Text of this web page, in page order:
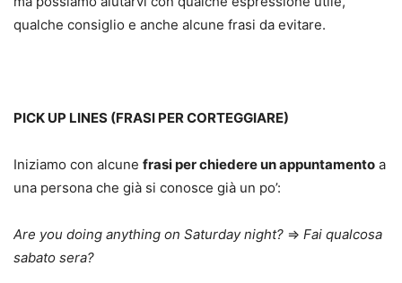
qualche consiglio e anche alcune frasi da evitare.
PICK UP LINES (FRASI PER CORTEGGIARE)
Iniziamo con alcune frasi per chiedere un appuntamento a
una persona che già si conosce già un po’:
Are you doing anything on Saturday night? ⇒ Fai qualcosa
sabato sera?